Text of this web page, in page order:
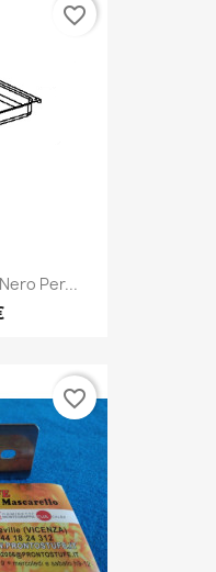
Per...
favorite_border
favorite_border